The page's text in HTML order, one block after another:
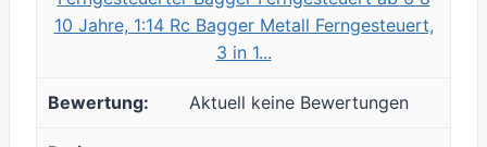
10 Jahre, 1:14 Rc Bagger Metall Ferngesteuert,
3 in 1...
Aktuell keine Bewertungen